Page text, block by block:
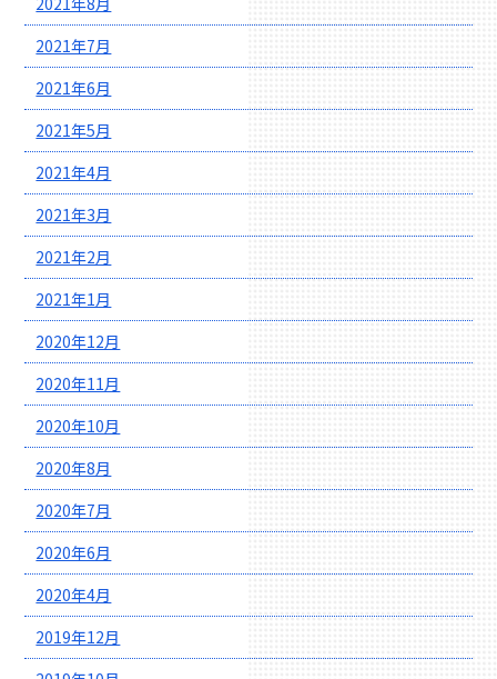
2021年7月
2021年6月
2021年5月
2021年4月
2021年3月
2021年2月
2021年1月
2020年12月
2020年11月
2020年10月
2020年8月
2020年7月
2020年6月
2020年4月
2019年12月